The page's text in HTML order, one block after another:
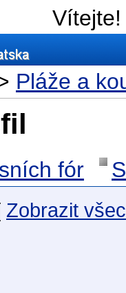
Vítejte!
Pláže a
fór
Zobrazit